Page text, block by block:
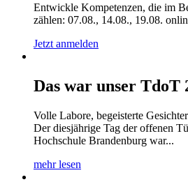
Entwickle Kompetenzen, die im
zählen: 07.08., 14.08., 19.08.
Jetzt anmelden
Das war unser TdoT
Volle Labore, begeisterte
Der diesjährige Tag der offenen
Hochschule Brandenburg war...
mehr lesen